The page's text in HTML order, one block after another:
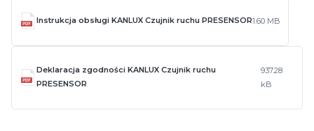
Instrukcja obsługi KANLUX Czujnik ruchu PRESENSOR1.60 MB
Deklaracja zgodności KANLUX Czujnik ruchu
PRESENSOR
937.28
kB